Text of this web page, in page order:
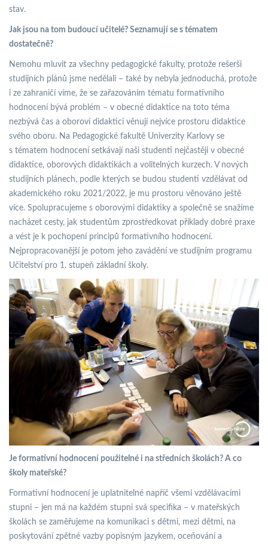
stav.
Jak jsou na tom budoucí učitelé? Seznamují se s tématem
dostatečně?
Nemohu mluvit za všechny pedagogické fakulty, protože rešerši
studijních plánů jsme nedělali – také by nebyla jednoduchá, protože
i ze zahraničí víme, že se zařazováním tématu formativního
hodnocení bývá problém – v obecné didaktice na toto téma
nezbývá čas a oboroví didaktici věnují nejvíce prostoru didaktice
svého oboru. Na Pedagogické fakultě Univerzity Karlovy se
s tématem hodnocení setkávají naši studenti nejčastěji v obecné
didaktice, oborových didaktikách a volitelných kurzech. V nových
studijních plánech, podle kterých se budou studenti vzdělávat od
akademického roku 2021/2022, je mu prostoru věnováno ještě
více. Spolupracujeme s oborovými didaktiky a společně se snažíme
nacházet cesty, jak studentům zprostředkovat příklady dobré praxe
a vést je k pochopení principů formativního hodnocení.
Nejpropracovanější je potom jeho zavádění ve studijním programu
Učitelství pro 1. stupeň základní školy.
Je formativní hodnocení použitelné i na středních školách? A co
školy mateřské?
Formativní hodnocení je uplatnitelné napříč všemi vzdělávacími
stupni – jen má na každém stupni svá specifika – v mateřských
školách se zaměřujeme na komunikaci s dětmi, mezi dětmi, na
poskytování zpětné vazby popisným jazykem, oceňování a